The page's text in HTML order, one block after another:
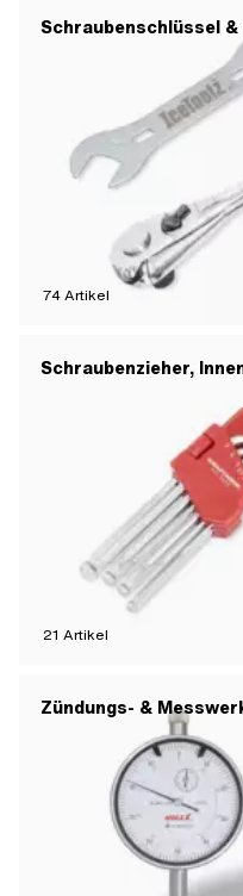
Schraubenschlüssel &
74Artikel
Schraubenzieher,
21 Artikel
Zündungs- &